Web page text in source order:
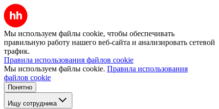
Мы используем файлы cookie, чтобы обеспечивать
правильную работу нашего веб-сайта и анализировать сетевой
трафик.
Правила использования файлов cookie
Мы используем файлы cookie. Правила использования
файлов cookie
Понятно
Ищу сотрудника